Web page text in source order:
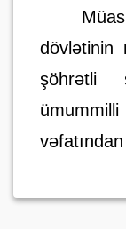
dövlətinin
şöhrətli